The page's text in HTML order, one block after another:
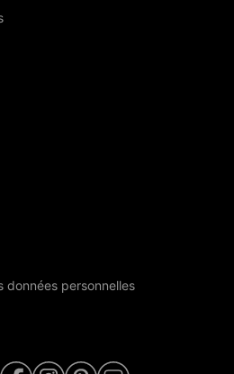
données personnelles